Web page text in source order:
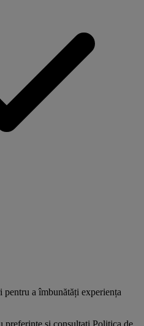
pentru a îmbunătăți experiența
preferințe și consultați Politica de